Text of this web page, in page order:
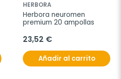
HERBORA
Herbora neuromen
premium 20 ampollas
23,52 €
Añadir al carrito